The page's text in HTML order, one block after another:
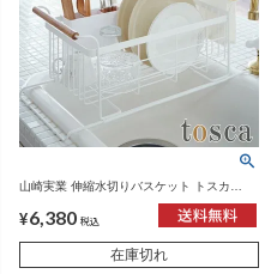
山崎実業 伸縮水切りバスケット トスカ
¥6,380 税込
在庫切れ